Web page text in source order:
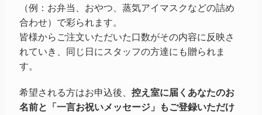
（例：お弁当、おやつ、蒸気アイマスクなどの詰め
合わせ）で彩られます。
皆様からご注文いただいた口数がその内容に反映さ
れていき、同じ日にスタッフの方達にも贈られま
す。
希望される方はお申込後、 控え室に届くあなたのお
名前と「一言お祝いメッセージ」もご登録いただけ